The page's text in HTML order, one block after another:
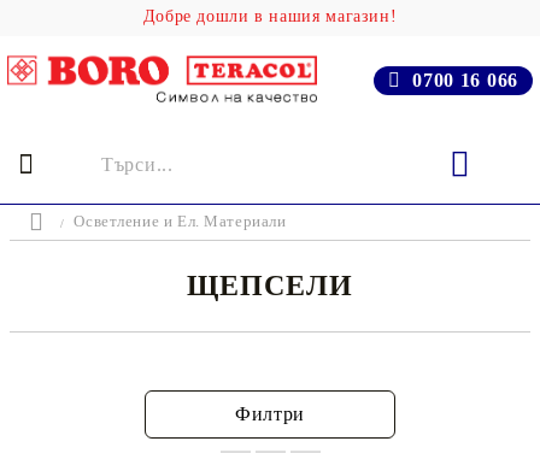
Добре дошли в нашия магазин!
0700 16 066
Осветление и Ел. Материали
ЩЕПСЕЛИ
Филтри